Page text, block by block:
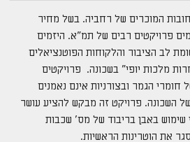
את הוטרינות הראשיות.